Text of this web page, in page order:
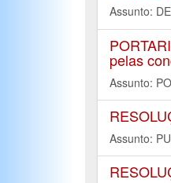
Assunto:
pelas
Assunto:
Assunto: